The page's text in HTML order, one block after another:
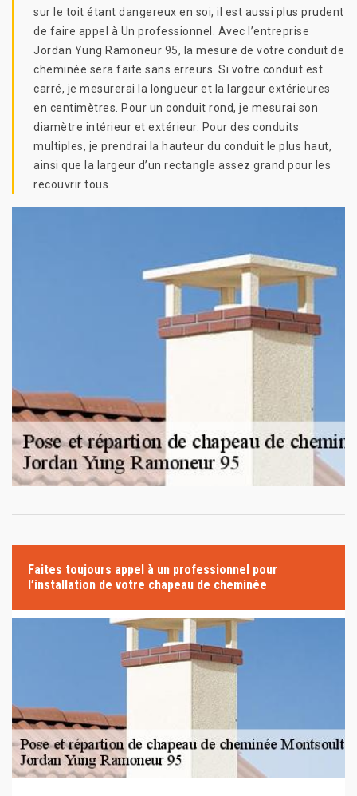
sur le toit étant dangereux en soi, il est aussi plus prudent
de faire appel à Un professionnel. Avec l’entreprise
Jordan Yung Ramoneur 95, la mesure de votre conduit de
cheminée sera faite sans erreurs. Si votre conduit est
carré, je mesurerai la longueur et la largeur extérieures
en centimètres. Pour un conduit rond, je mesurai son
diamètre intérieur et extérieur. Pour des conduits
multiples, je prendrai la hauteur du conduit le plus haut,
ainsi que la largeur d’un rectangle assez grand pour les
recouvrir tous.
Faites toujours appel à un professionnel pour
l’installation de votre chapeau de cheminée